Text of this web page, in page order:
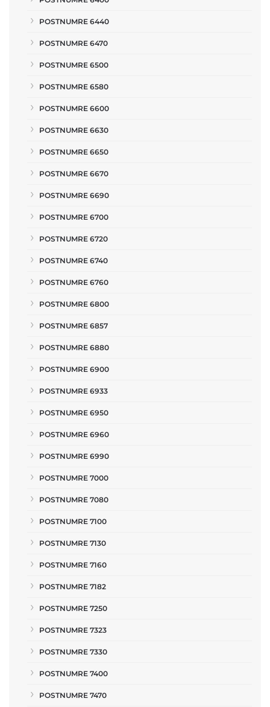
POSTNUMRE 6440
POSTNUMRE 6470
POSTNUMRE 6500
POSTNUMRE 6580
POSTNUMRE 6600
POSTNUMRE 6630
POSTNUMRE 6650
POSTNUMRE 6670
POSTNUMRE 6690
POSTNUMRE 6700
POSTNUMRE 6720
POSTNUMRE 6740
POSTNUMRE 6760
POSTNUMRE 6800
POSTNUMRE 6857
POSTNUMRE 6880
POSTNUMRE 6900
POSTNUMRE 6933
POSTNUMRE 6950
POSTNUMRE 6960
POSTNUMRE 6990
POSTNUMRE 7000
POSTNUMRE 7080
POSTNUMRE 7100
POSTNUMRE 7130
POSTNUMRE 7160
POSTNUMRE 7182
POSTNUMRE 7250
POSTNUMRE 7323
POSTNUMRE 7330
POSTNUMRE 7400
POSTNUMRE 7470